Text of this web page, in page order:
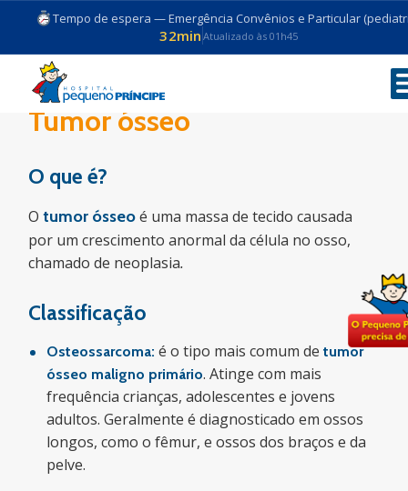
Tempo de espera — Emergência Convênios e Particular
32min Atualizado às 01h45
Tumor ósseo
O que é?
Otumor ósseoé uma massa de tecido causada
por um crescimento anormal da célula no osso,
chamado de neoplasia.
Classificação
Osteossarcoma:é o tipo mais comum detumor
ósseo maligno primário. Atinge com mais
frequência crianças, adolescentes e jovens
adultos. Geralmente é diagnosticado em ossos
longos, como o fêmur, e ossos dos braços e da
pelve.